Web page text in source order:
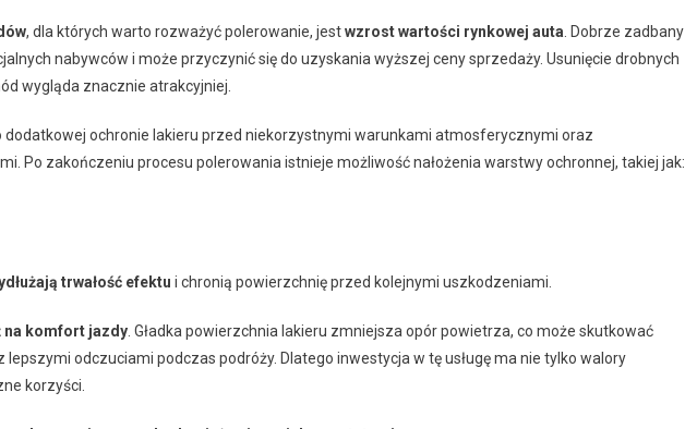
, dla których warto rozważyć polerowanie, jestwzrost wartości rynkowej auta . Dobrze zadbany
nabywców i może przyczynić się do uzyskania wyższej ceny sprzedaży. Usunięcie drobnych
wygląda znacznie atrakcyjniej.
dodatkowej ochronie lakieru przed niekorzystnymi warunkami atmosferycznymi oraz
Po zakończeniu procesu polerowania istnieje możliwość nałożenia warstwy ochronnej, takiej jak:
trwałość efektu i chronią powierzchnię przed kolejnymi uszkodzeniami.
na komfort jazdy . Gładka powierzchnia lakieru zmniejsza opór powietrza, co może skutkować
odczuciami podczas podróży. Dlatego inwestycja w tę usługę ma nie tylko walory
korzyści.